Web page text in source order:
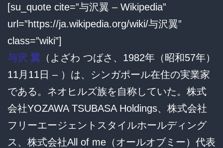
[su_quote cite=”与沢翼 – Wikipedia”
url=”https://ja.wikipedia.org/wiki/与沢翼”
class=”wiki”]
与沢 翼 （よざわ つばさ、1982年（昭和57年）
11月11日 – ）は、シンガポール在住の実業家
である。ネオヒルズ族を自称していた。株式
会社YOZAWA TSUBASA Holdings、株式会社
フリーエージェントスタイルホールディング
ス、株式会社All of me（オールオブミー）代表